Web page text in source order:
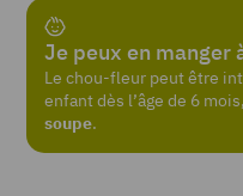
Je peux en manger
Le chou-fleur peut être
enfant dès l’âge de 6 mois,
soupe.